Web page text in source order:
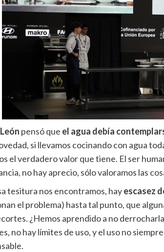
pensó que el agua debía
si llevamos cocinando con agua
el verdadero valor que tiene. El ser
no hay aprecio, sólo valoramos las
tesitura nos encontramos, hayescasez
el problema) hasta tal punto, que
¿Hemos aprendido a no
no hay límites de uso, y el uso no